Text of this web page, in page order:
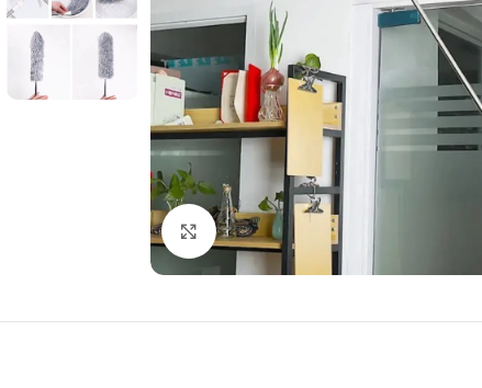
Click to enlarge